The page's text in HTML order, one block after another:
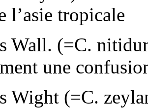
l’asie tropicale
Wall. (=C.
une
Wight (=C.